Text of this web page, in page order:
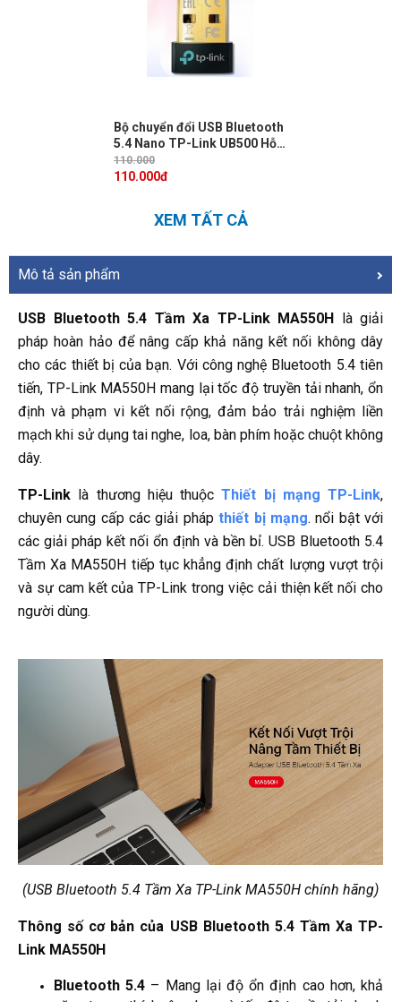
Bộ chuyển đổi USB Bluetooth
5.4 Nano TP-Link UB500 Hỗ
trợ tối đa 7 thiết bị cùng lúc,
Hệ điều hành Windows
110.000
110.000đ
XEM TẤT CẢ
Mô tả sản phẩm
USB Bluetooth 5.4 Tầm Xa TP-Link MA550H
là giải
pháp hoàn hảo để nâng cấp khả năng kết nối không dây
cho các thiết bị của bạn. Với công nghệ Bluetooth 5.4 tiên
tiến, TP-Link MA550H mang lại tốc độ truyền tải nhanh, ổn
định và phạm vi kết nối rộng, đảm bảo trải nghiệm liền
mạch khi sử dụng tai nghe, loa, bàn phím hoặc chuột không
dây.
TP-Link là thương hiệu thuộcThiết bị mạng TP-Link,
chuyên cung cấp các giải phápthiết bị mạng. nổi bật với
các giải pháp kết nối ổn định và bền bỉ. USB Bluetooth 5.4
Tầm Xa MA550H tiếp tục khẳng định chất lượng vượt trội
và sự cam kết của TP-Link trong việc cải thiện kết nối cho
người dùng.
(USB Bluetooth 5.4 Tầm Xa TP-Link MA550H chính hãng)
Thông số cơ bản của USB Bluetooth 5.4 Tầm Xa TP-
Link MA550H
Bluetooth 5.4 – Mang lại độ ổn định cao hơn, khả